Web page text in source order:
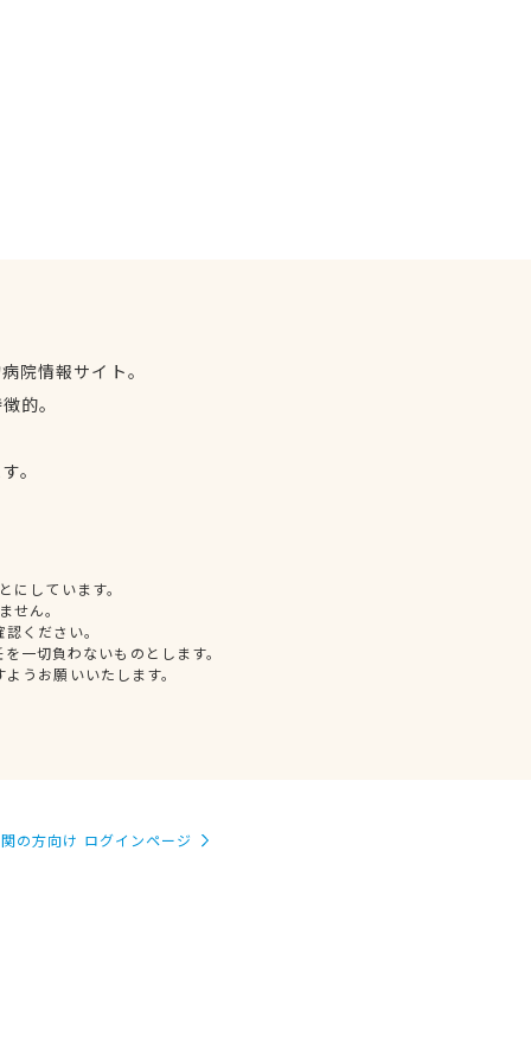
院情報サイト。
的。
。
しています。
せん。
ください。
一切負わないものとします。
うお願いいたします。
の方向け ログインページ